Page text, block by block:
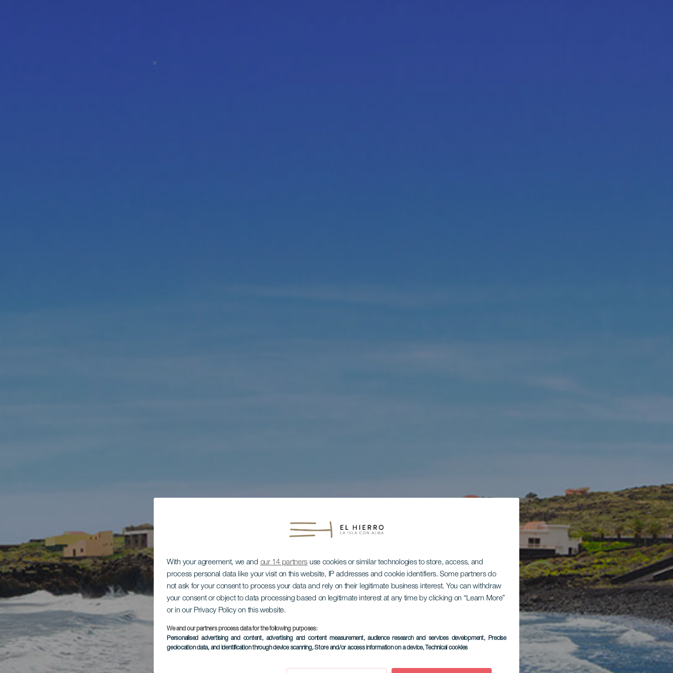
With your agreement, we and our 14 partners use cookies or similar technologies to store, access, and
process personal data like your visit on this website, IP addresses and cookie identifiers. Some partners do
not ask for your consent to process your data and rely on their legitimate business interest. You can withdraw
your consent or object to data processing based on legitimate interest at any time by clicking on “Learn More”
or in our Privacy Policy on this website.
We and our partners process data for the following purposes:
Personalised advertising and content, advertising and content measurement, audience research and services development, Precise
geolocation data, and identification through device scanning, Store and/or access information on a device, Technical cookies